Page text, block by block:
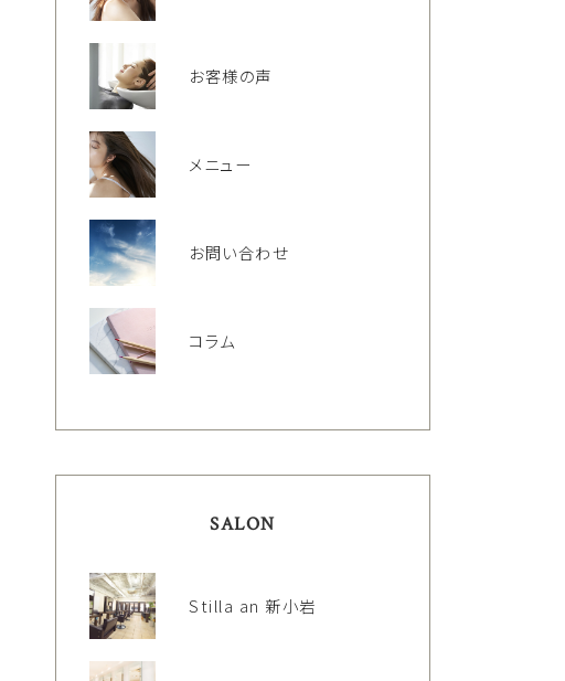
お客様の声
メニュー
お問い合わせ
コラム
SALON
Stilla an 新小岩